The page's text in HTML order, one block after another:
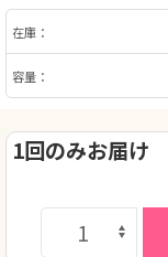
在庫：
容量：
1回のみお届け